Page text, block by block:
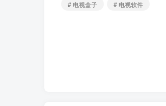
# 电视盒子
# 电视软件